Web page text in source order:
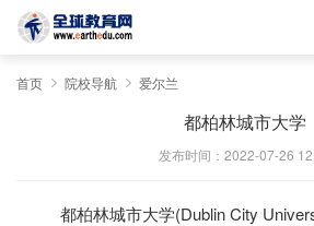
首页 院校导航 爱尔兰
都柏林城市大学
发布时间：2022-07-26
都柏林城市大学(Dublin City